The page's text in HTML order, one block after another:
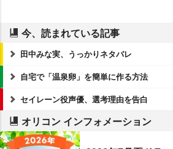
今、読まれている記事
田中みな実、うっかりネタバレ
自宅で「温泉卵」を簡単に作る方法
セイレーン役声優、選考理由を告白
オリコン インフォメーション